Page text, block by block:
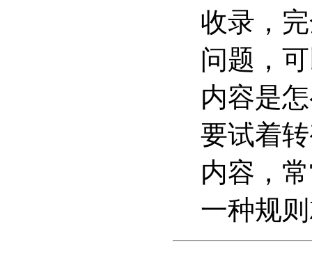
收录，
问题，
内容是
要试着
内容，
一种规